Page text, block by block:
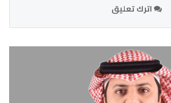
اترك تعليق